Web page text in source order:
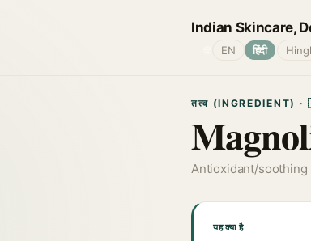
Indian Skincare,
EN हिंदी
तत्व (INGREDIENT) ·
Antioxidant/soothing
यह क्या है